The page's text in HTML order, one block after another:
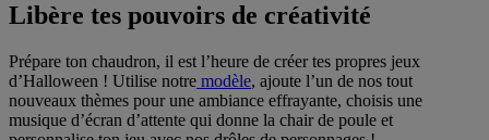
Libère tes pouvoirs de créativité
Prépare ton chaudron, il est l’heure de créer tes propres jeux
d’Halloween ! Utilise notre modèle, ajoute l’un de nos tout
nouveaux thèmes pour une ambiance effrayante, choisis une
musique d’écran d’attente qui donne la chair de poule et